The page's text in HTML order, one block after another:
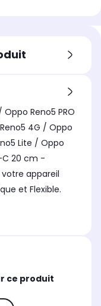
Reno5 PRO
4G / Oppo
Lite / Oppo
C 20 cm -
appareil
et Flexible.
ce produit